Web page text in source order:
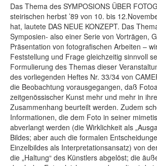
Das Thema des SYMPOSIONS ÜBER
steirischen herbst ’89 von 10. bis
hat, lautete DAS NEUE KONZEPT. Das
Symposien- also einer Serie von Vorträgen,
Präsentation von fotografischen Arbeiten –
Feststellung und Frage gleichzeitig sinnvoll
Formulierung des Themas dieser
des vorliegenden Heftes Nr. 33/34 von
die Beobachtung vorausgegangen, daß
zeitgenössischer Kunst mehr und mehr in
Zusammenhang beurteilt werden. Zudem
Informationen, die dem Foto in seiner
abverlangt werden (die Wirklichkeit als
Bildes; aber auch die formalen
Einzelbildes als Interpretationsansatz) von
die „Haltung“ des Künstlers abgelöst; die